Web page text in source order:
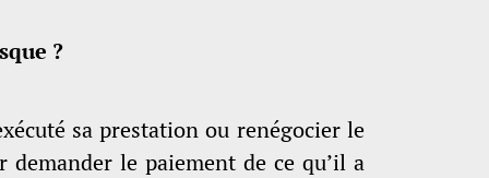
?
sa prestation ou renégocier le
le paiement de ce qu’il a